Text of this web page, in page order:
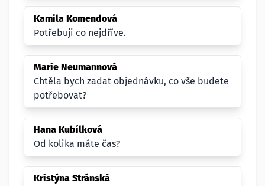
Kamila Komendová
Potřebuji co nejdříve.
Marie Neumannová
Chtěla bych zadat objednávku, co vše budete
potřebovat?
Hana Kubílková
Od kolika máte čas?
Kristýna Stránská